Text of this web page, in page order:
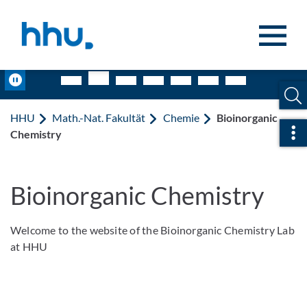
Pause
HHU Math.-Nat. Fakultät Chemie
Bioinorganic
Chemistry
Bioinorganic Chemistry
Welcome to the website of the Bioinorganic Chemistry Lab
at HHU